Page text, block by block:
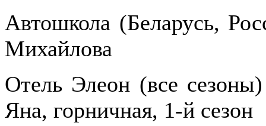
Автошкола (Беларусь,
Михайлова
Отель Элеон (все
Яна, горничная, 1-й сезон